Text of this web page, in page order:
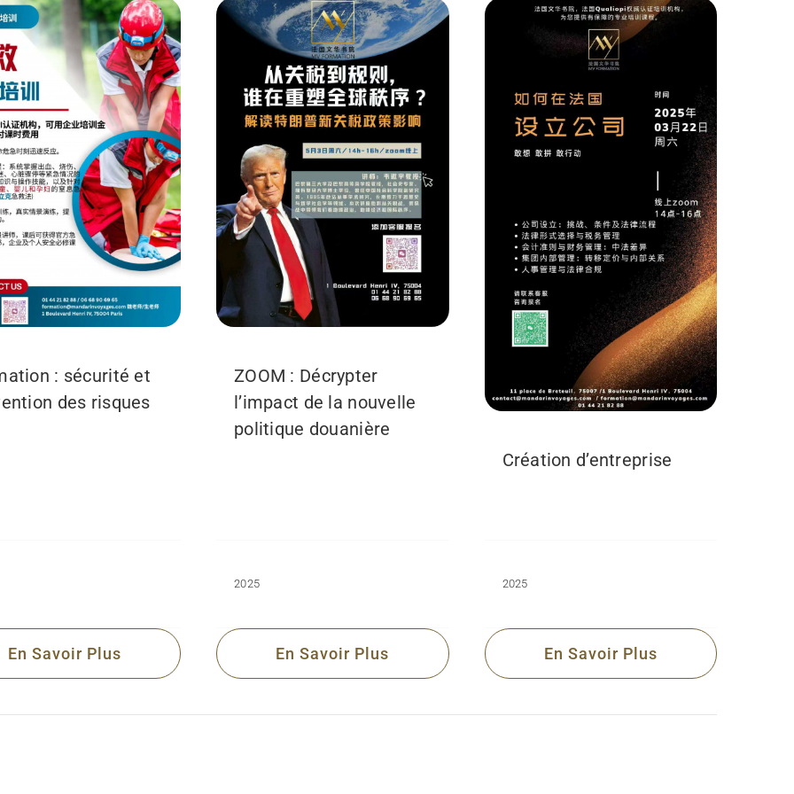
: sécurité et
des risques
En Savoir Plus
ZOOM : Décrypter
l’impact de la nouvelle
politique douanière
2025
En Savoir Plus
Création d’entreprise
2025
En Savoir Plus